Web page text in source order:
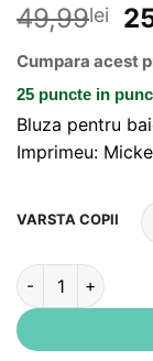
49,99lei
Cumpara acest
25 puncte in
Bluza pentru
Imprimeu:
VARSTA COPII
Cantitate Bluza